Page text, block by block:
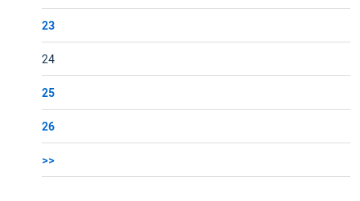
23
24
25
26
>>